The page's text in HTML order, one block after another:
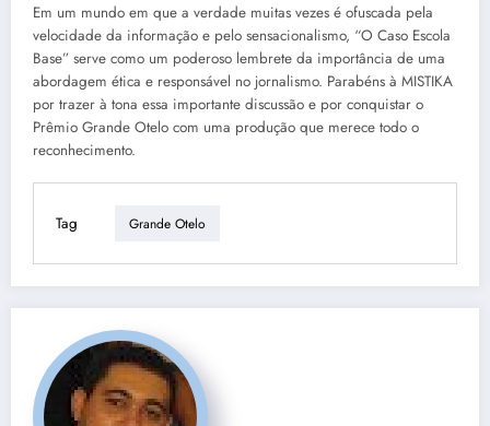
Em um mundo em que a verdade muitas vezes é ofuscada pela
velocidade da informação e pelo sensacionalismo, “O Caso Escola
Base” serve como um poderoso lembrete da importância de uma
abordagem ética e responsável no jornalismo. Parabéns à MISTIKA
por trazer à tona essa importante discussão e por conquistar o
Prêmio Grande Otelo com uma produção que merece todo o
reconhecimento.
Tag Grande Otelo